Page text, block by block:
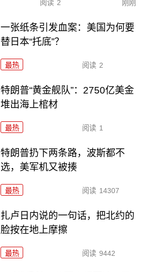
阅读 2 刚刚
一张纸条引发血案：美国为何要
替日本“托底”？
最热 阅读 2
特朗普“黄金舰队”：2750亿美金
堆出海上棺材
最热 阅读 1
特朗普扔下两条路，波斯都不
选，美军机又被揍
最热 阅读 14307
扎卢日内说的一句话，把北约的
脸按在地上摩擦
最热 阅读 9442